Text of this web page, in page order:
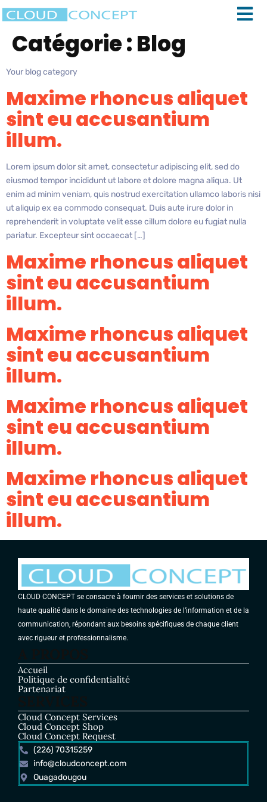
Catégorie :Blog
Your blog category
Maxime rhoncus aliquet
sint eu accusantium
illum.
Lorem ipsum dolor sit amet, consectetur adipiscing elit, sed do
eiusmod tempor incididunt ut labore et dolore magna aliqua. Ut
enim ad minim veniam, quis nostrud exercitation ullamco laboris nisi
ut aliquip ex ea commodo consequat. Duis aute irure dolor in
reprehenderit in voluptate velit esse cillum dolore eu fugiat nulla
pariatur. Excepteur sint occaecat […]
Maxime rhoncus aliquet
sint eu accusantium
illum.
Maxime rhoncus aliquet
sint eu accusantium
illum.
Maxime rhoncus aliquet
sint eu accusantium
illum.
Maxime rhoncus aliquet
sint eu accusantium
illum.
CLOUD CONCEPT se consacre à fournir des services et solutions de
haute qualité dans le domaine des technologies de l’information et de la
communication, répondant aux besoins spécifiques de chaque client
avec rigueur et professionnalisme.
Accueil
Politique de confidentialité
Partenariat
Cloud Concept Services
Cloud Concept Shop
Cloud Concept Request
(226) 70315259
info@cloudconcept.com
Ouagadougou